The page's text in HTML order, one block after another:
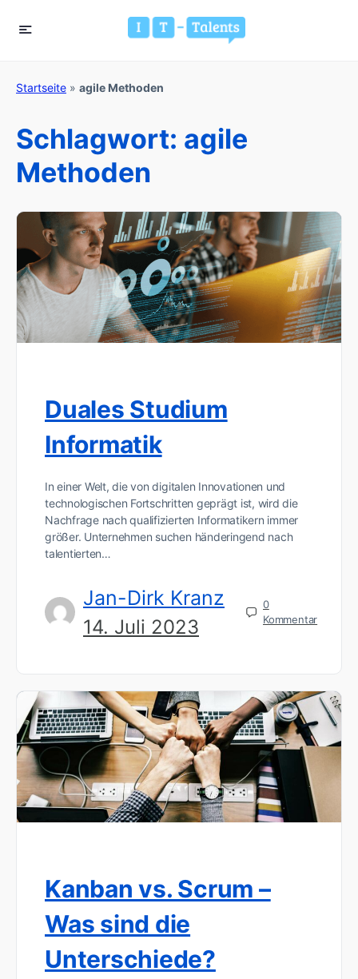
Startseite » agile Methoden
Schlagwort: agile
Methoden
Duales Studium
Informatik
In einer Welt, die von digitalen Innovationen und
technologischen Fortschritten geprägt ist, wird die
Nachfrage nach qualifizierten Informatikern immer
größer. Unternehmen suchen händeringend nach
talentierten…
Jan-Dirk Kranz
14. Juli 2023
0
Kommentar
Kanban vs. Scrum –
Was sind die
Unterschiede?